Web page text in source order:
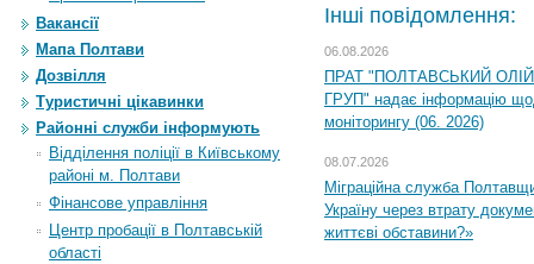
Вакансії
Мапа Полтави
Дозвілля
Туристичні цікавинки
Районні служби інформують
Відділення поліції в Київському
районі м. Полтави
Фінансове управління
Центр пробації в Полтавській
області
Інші повідомлення:
06.08.2026
ПРАТ "ПОЛТАВСЬКИЙ
ГРУП" надає інформацію
моніторингу (06. 2026)
08.07.2026
Міграційна служба
Україну через втрату
життєві обставини?»